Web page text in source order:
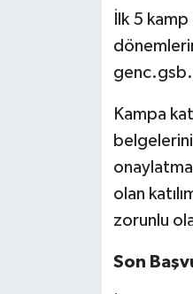
İlk 5
Kampa
olan
zorunlu
Son